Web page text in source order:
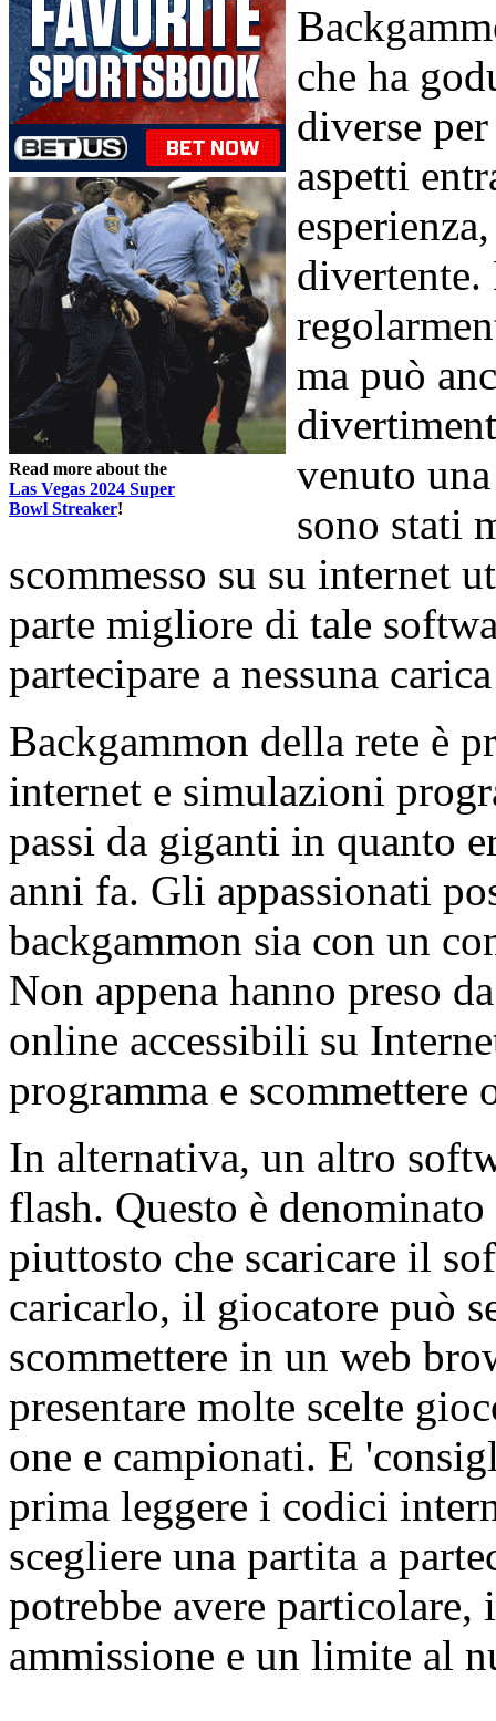
Read more about the
Las Vegas 2024 Super
Bowl Streaker!
che ha
diverse
aspetti
divertente.
ma può
venuto
sono stati
scommesso su su internet
parte migliore di tale
partecipare a nessuna
Backgammon della rete è
internet e simulazioni
passi da giganti in quanto
anni fa. Gli appassionati
backgammon sia con un
Non appena hanno preso
online accessibili su
programma e scommettere
In alternativa, un altro
flash. Questo è
piuttosto che scaricare il
caricarlo, il giocatore può
scommettere in un web
presentare molte scelte
one e campionati. E
prima leggere i codici
scegliere una partita a
potrebbe avere
ammissione e un limite al